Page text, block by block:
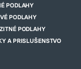
PODLAHY
PODLAHY
PODLAHY
A PRISLUŠENSTVO